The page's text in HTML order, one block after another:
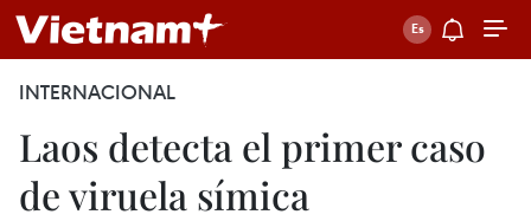
INTERNACIONAL
Laos detecta el primer caso
de viruela símica